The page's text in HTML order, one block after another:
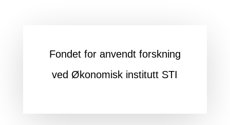
Fondet for anvendt forskning
ved Økonomisk institutt STI